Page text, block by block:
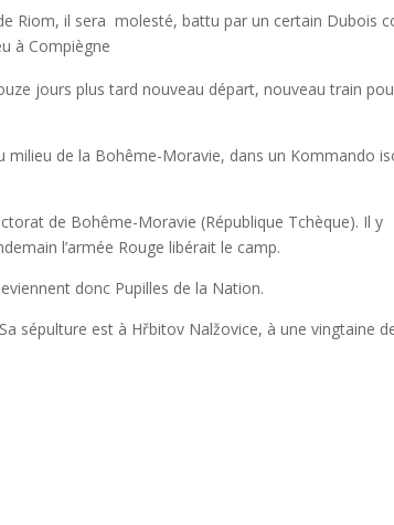
Riom, il sera molesté, battu par un certain Dubois
à Compiègne
jours plus tard nouveau départ, nouveau train
milieu de la Bohême-Moravie, dans un Kommando
de Bohême-Moravie (République Tchèque). Il y
l’armée Rouge libérait le camp.
donc Pupilles de la Nation.
sépulture est à Hřbitov Nalžovice, à une vingtaine